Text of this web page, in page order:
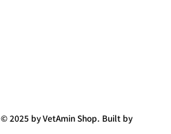
© 2025 by VetAmin Shop. Built by